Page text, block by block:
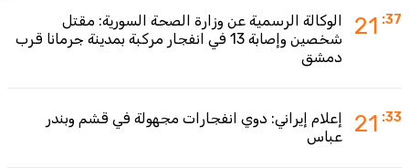
21 :37
الوكالة الرسمية عن وزارة الصحة السورية: مقتل
شخصين وإصابة 13 في انفجار مركبة بمدينة جرمانا قرب
دمشق
21 :33
إعلام إيراني: دوي انفجارات مجهولة في قشم وبندر
عباس